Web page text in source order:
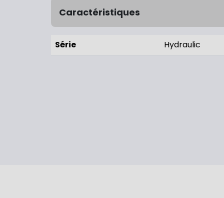
Caractéristiques
Série Hydraulic